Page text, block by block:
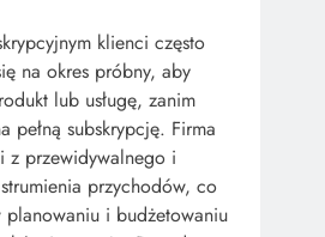
klienci często
na okres próbny, aby
lub usługę, zanim
pełną subskrypcję. Firma
z przewidywalnego i
przychodów, co
i budżetowaniu